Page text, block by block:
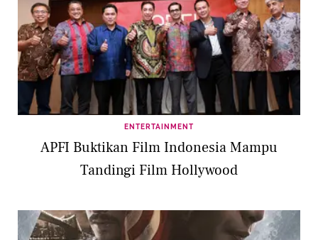
ENTERTAINMENT
APFI Buktikan Film Indonesia Mampu
Tandingi Film Hollywood